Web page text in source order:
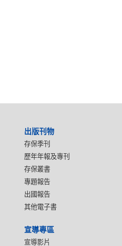
出版刊物
存保季刊
歷年年報及專刊
存保叢書
專題報告
出國報告
其他電子書
宣導專區
宣導影片